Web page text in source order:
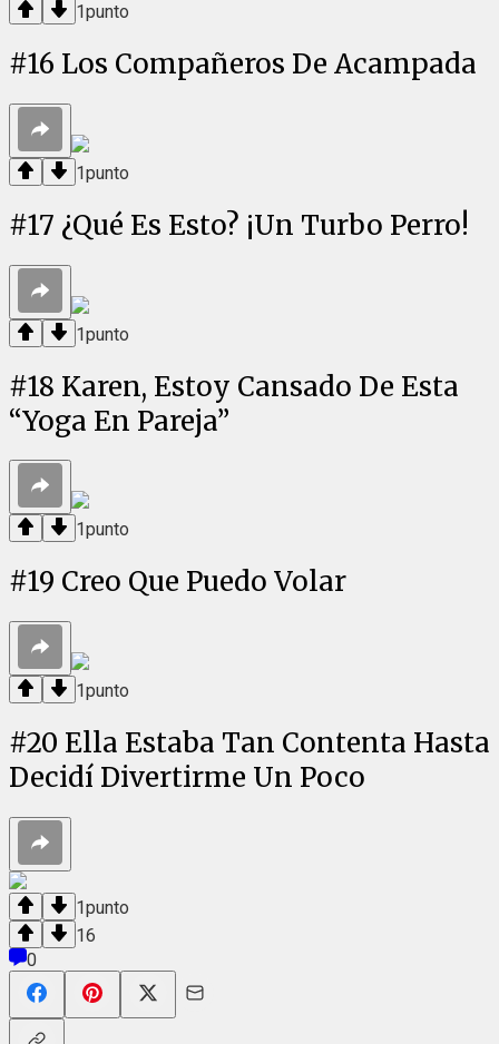
1punto
#16 Los Compañeros De Acampada
1punto
#17 ¿Qué Es Esto? ¡Un Turbo Perro!
1punto
#18 Karen, Estoy Cansado De Esta
“Yoga En Pareja”
1punto
#19 Creo Que Puedo Volar
1punto
#20 Ella Estaba Tan Contenta Hasta
Decidí Divertirme Un Poco
1punto
16
0